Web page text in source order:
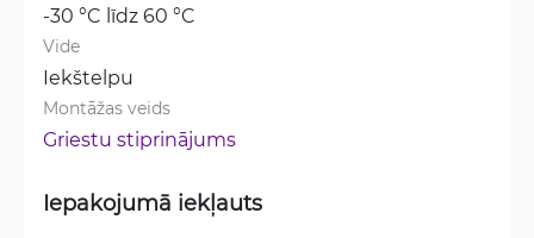
-30 °C līdz 60 °C
Vide
Iekštelpu
Montāžas veids
Griestu stiprinājums
Iepakojumā iekļauts